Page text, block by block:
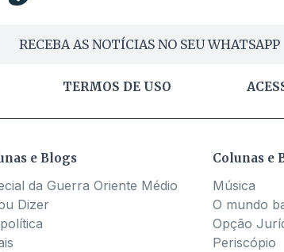
RECEBA AS NOTÍCIAS NO SEU WHATSAPP
TERMOS DE USO
e Blogs
da Guerra Oriente Médio
Dizer
Colunas e
Música
O mundo
Opção
Periscópio